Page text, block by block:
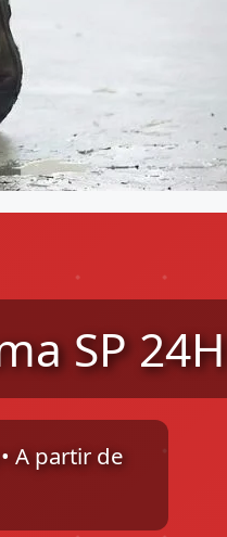
SP 24H
A partir de